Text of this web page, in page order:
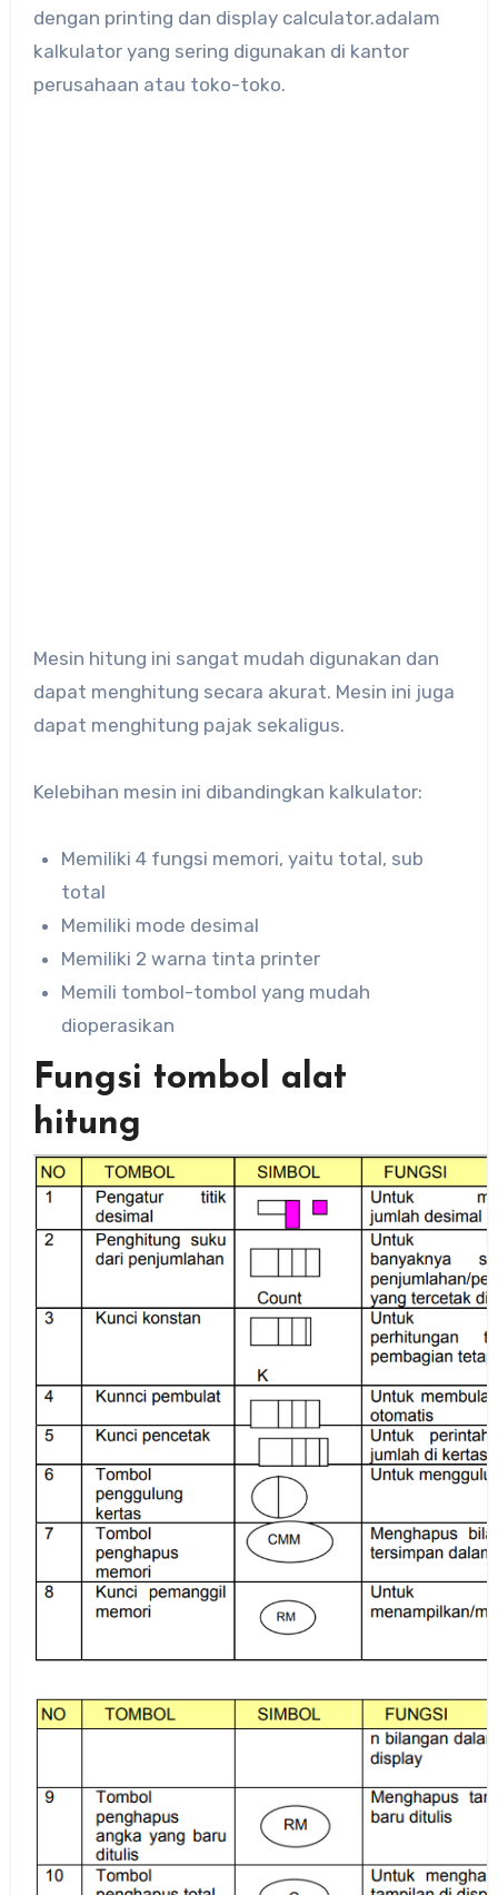
dengan printing dan display calculator.adalam
kalkulator yang sering digunakan di kantor
perusahaan atau toko-toko.
Mesin hitung ini sangat mudah digunakan dan
dapat menghitung secara akurat. Mesin ini juga
dapat menghitung pajak sekaligus.
Kelebihan mesin ini dibandingkan kalkulator:
Memiliki 4 fungsi memori, yaitu total, sub
total
Memiliki mode desimal
Memiliki 2 warna tinta printer
Memili tombol-tombol yang mudah
dioperasikan
Fungsi tombol alat
hitung